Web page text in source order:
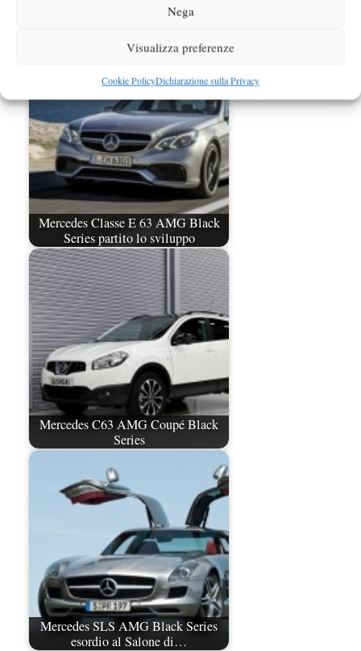
Nega
Visualizza preferenze
Cookie PolicyDichiarazione sulla Privacy
Mercedes A45 AMG Black Series
Mercedes Classe E 63 AMG Black
Series partito lo sviluppo
Mercedes C63 AMG Coupé Black
Series
Mercedes SLS AMG Black Series
esordio al Salone di…